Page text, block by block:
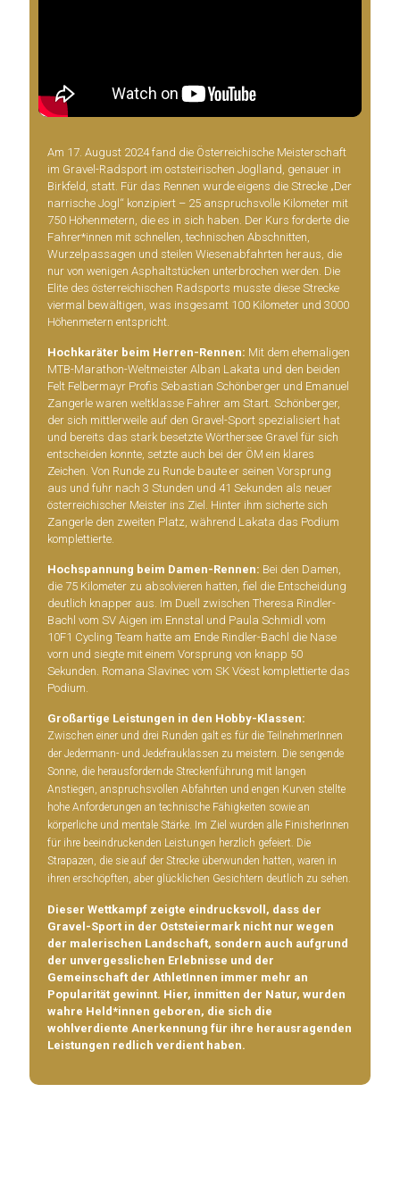
Am 17. August 2024 fand die Österreichische Meisterschaft
im Gravel-Radsport im oststeirischen Joglland, genauer in
Birkfeld, statt. Für das Rennen wurde eigens die Strecke „Der
narrische Jogl“ konzipiert – 25 anspruchsvolle Kilometer mit
750 Höhenmetern, die es in sich haben. Der Kurs forderte die
Fahrer*innen mit schnellen, technischen Abschnitten,
Wurzelpassagen und steilen Wiesenabfahrten heraus, die
nur von wenigen Asphaltstücken unterbrochen werden. Die
Elite des österreichischen Radsports musste diese Strecke
viermal bewältigen, was insgesamt 100 Kilometer und 3000
Höhenmetern entspricht.
Hochkaräter beim Herren-Rennen: Mit dem ehemaligen
MTB-Marathon-Weltmeister Alban Lakata und den beiden
Felt Felbermayr Profis Sebastian Schönberger und Emanuel
Zangerle waren weltklasse Fahrer am Start. Schönberger,
der sich mittlerweile auf den Gravel-Sport spezialisiert hat
und bereits das stark besetzte Wörthersee Gravel für sich
entscheiden konnte, setzte auch bei der ÖM ein klares
Zeichen. Von Runde zu Runde baute er seinen Vorsprung
aus und fuhr nach 3 Stunden und 41 Sekunden als neuer
österreichischer Meister ins Ziel. Hinter ihm sicherte sich
Zangerle den zweiten Platz, während Lakata das Podium
komplettierte.
Hochspannung beim Damen-Rennen: Bei den Damen,
die 75 Kilometer zu absolvieren hatten, fiel die Entscheidung
deutlich knapper aus. Im Duell zwischen Theresa Rindler-
Bachl vom SV Aigen im Ennstal und Paula Schmidl vom
10F1 Cycling Team hatte am Ende Rindler-Bachl die Nase
vorn und siegte mit einem Vorsprung von knapp 50
Sekunden. Romana Slavinec vom SK Vöest komplettierte das
Podium.
Großartige Leistungen in den Hobby-Klassen:
Zwischen einer und drei Runden galt es für die TeilnehmerInnen
der Jedermann- und Jedefrauklassen zu meistern. Die sengende
Sonne, die herausfordernde Streckenführung mit langen
Anstiegen, anspruchsvollen Abfahrten und engen Kurven stellte
hohe Anforderungen an technische Fähigkeiten sowie an
körperliche und mentale Stärke. Im Ziel wurden alle FinisherInnen
für ihre beeindruckenden Leistungen herzlich gefeiert. Die
Strapazen, die sie auf der Strecke überwunden hatten, waren in
ihren erschöpften, aber glücklichen Gesichtern deutlich zu sehen.
Dieser Wettkampf zeigte eindrucksvoll, dass der
Gravel-Sport in der Oststeiermark nicht nur wegen
der malerischen Landschaft, sondern auch aufgrund
der unvergesslichen Erlebnisse und der
Gemeinschaft der AthletInnen immer mehr an
Popularität gewinnt. Hier, inmitten der Natur, wurden
wahre Held*innen geboren, die sich die
wohlverdiente Anerkennung für ihre herausragenden
Leistungen redlich verdient haben.